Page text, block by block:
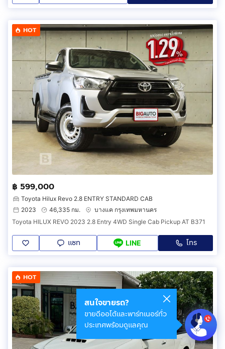
HOT
฿ 599,000
Toyota Hilux Revo 2.8 ENTRY STANDARD CAB
2023
46,335 กม.
บางแค กรุงเทพมหานคร
Toyota HILUX REVO 2023 2.8 Entry 4WD Single Cab Pickup AT B371
แชท LINE โทร
HOT
สนใจขายรถ?
ขายดีออโต้และพาร์ทเนอร์ทั่ว
ประเทศพร้อมดูแลคุณ